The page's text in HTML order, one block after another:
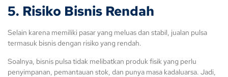
5. Risiko Bisnis Rendah
Selain karena memiliki pasar yang meluas dan stabil, jualan pulsa
termasuk bisnis dengan risiko yang rendah.
Soalnya, bisnis pulsa tidak melibatkan produk fisik yang perlu
penyimpanan, pemantauan stok, dan punya masa kadaluarsa. Jadi,